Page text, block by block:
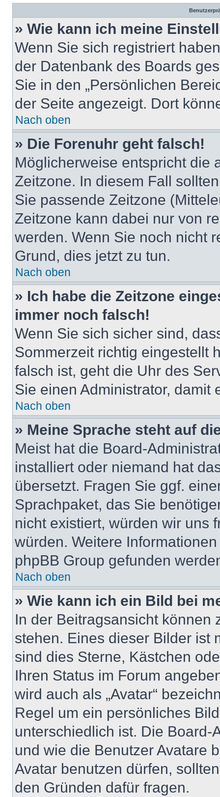
» Wie kann ich meine
Wenn Sie sich registriert
der Datenbank des Boards
Sie in den „Persönlichen
der Seite angezeigt. Dort
Nach oben
» Die Forenuhr geht falsch!
Möglicherweise entspricht die
Zeitzone. In diesem Fall
Sie passende Zeitzone
Zeitzone kann dabei nur von
werden. Wenn Sie noch nicht
Grund, dies jetzt zu tun.
Nach oben
» Ich habe die Zeitzone
immer noch falsch!
Wenn Sie sich sicher sind,
Sommerzeit richtig eingestellt
falsch ist, geht die Uhr des
Sie einen Administrator, damit
Nach oben
» Meine Sprache steht auf
Meist hat die Board-
installiert oder niemand hat
übersetzt. Fragen Sie ggf.
Sprachpaket, das Sie
nicht existiert, würden wir uns
würden. Weitere
phpBB Group gefunden
Nach oben
» Wie kann ich ein Bild bei
In der Beitragsansicht können
stehen. Eines dieser Bilder ist
sind dies Sterne, Kästchen
Ihren Status im Forum
wird auch als „Avatar“
Regel um ein persönliches
unterschiedlich ist. Die
und wie die Benutzer Avatare
Avatar benutzen dürfen,
den Gründen dafür fragen.